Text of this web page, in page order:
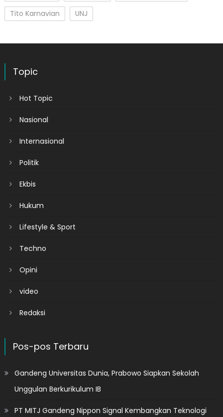
Tito Karnavian
UNJ
Topic
Hot Topic
Nasional
Internasional
Politik
Ekbis
Hukum
Lifestyle & Sport
Techno
Opini
video
Redaksi
Pos-pos Terbaru
Gandeng Universitas Dunia, Prabowo Siapkan Sekolah
Unggulan Berkurikulum IB
PT MITJ Gandeng Nippon Signal Kembangkan Teknologi